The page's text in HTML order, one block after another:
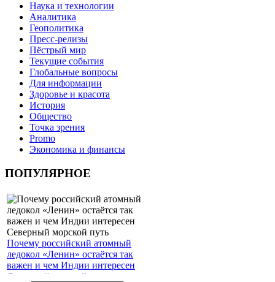
Наука и технологии
Аналитика
Геополитика
Пресс-релизы
Пёстрый мир
Текущие события
Глобальные вопросы
Для информации
Здоровье и красота
История
Общество
Точка зрения
Promo
Экономика и финансы
ПОПУЛЯРНОЕ
Почему российский атомный
ледокол «Ленин» остаётся так
важен и чем Индии интересен
Северный морской путь